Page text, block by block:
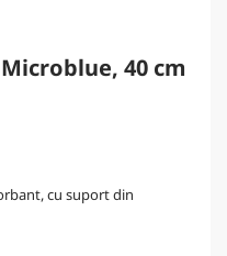
40 cm
cu suport din